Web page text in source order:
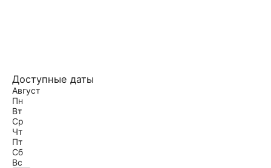
Доступные даты
Август
Пн
Вт
Ср
Чт
Пт
Сб
Вс